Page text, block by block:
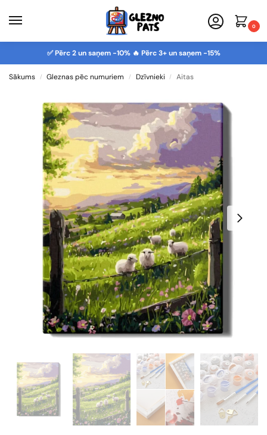
0
✅ Pērc 2 un saņem -10% 🔥 Pērc 3+ un saņem -15%
Sākums / Gleznas pēc numuriem / Dzīvnieki / Aitas